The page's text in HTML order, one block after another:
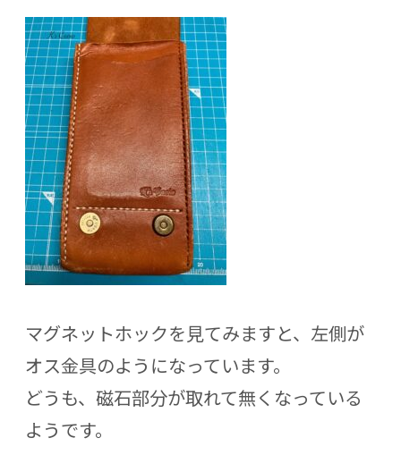
マグネットホックを見てみますと、左側が
オス金具のようになっています。
どうも、磁石部分が取れて無くなっている
ようです。